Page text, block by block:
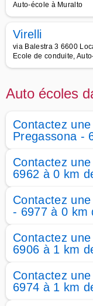
Auto-école à Muralto
Virelli
via Balestra 3 6600
Ecole de conduite,
Auto écoles
Contactez
Pregassona -
Contactez
6962 à 0 km
Contactez
- 6977 à 0 km
Contactez
6906 à 1 km
Contactez
6974 à 1 km